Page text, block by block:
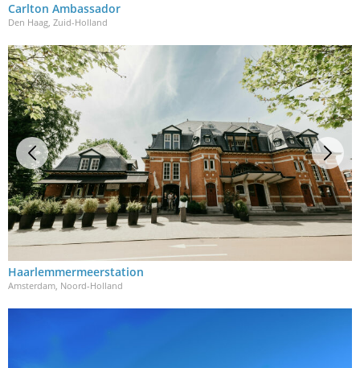
Carlton Ambassador
Den Haag, Zuid-Holland
Haarlemmermeerstation
Amsterdam, Noord-Holland